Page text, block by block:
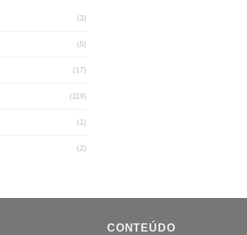
(3)
(5)
(17)
(119)
(1)
(2)
CONTEÚDO